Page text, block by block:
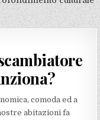
comoda ed a
abitazioni fa